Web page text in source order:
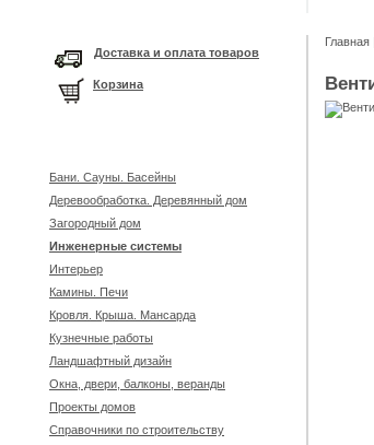
Доставка и оплата товаров
Корзина
Бани. Сауны. Басейны
Деревообработка. Деревянный дом
Загородный дом
Инженерные системы
Интерьер
Камины. Печи
Кровля. Крыша. Мансарда
Кузнечные работы
Ландшафтный дизайн
Окна, двери, балконы, веранды
Проекты домов
Справочники по строительству
Главная